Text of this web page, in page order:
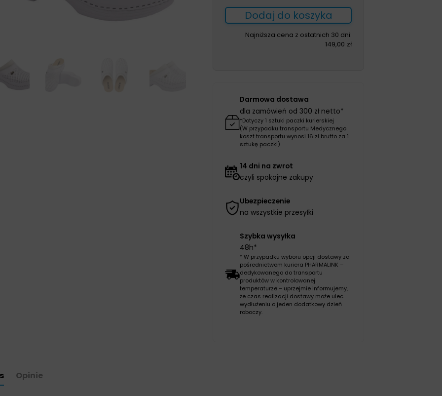
męskie
PU100M
białe
rozm.45
Dodaj do koszyka
Najniższa cena z ostatnich 30 dni:
149,00 zł
Darmowa dostawa
dla zamówień od 300 zł netto*
*Dotyczy 1 sztuki paczki kurierskiej
(W przypadku transportu Medycznego
koszt transportu wynosi 16 zł brutto za 1
sztukę paczki)
14 dni na zwrot
czyli spokojne zakupy
Ubezpieczenie
na wszystkie przesyłki
Szybka wysyłka
48h*
* W przypadku wyboru opcji dostawy za
pośrednictwem kuriera PHARMALINK –
dedykowanego do transportu
produktów w kontrolowanej
temperaturze – uprzejmie informujemy,
że czas realizacji dostawy może ulec
wydłużeniu o jeden dodatkowy dzień
roboczy.
Opinie